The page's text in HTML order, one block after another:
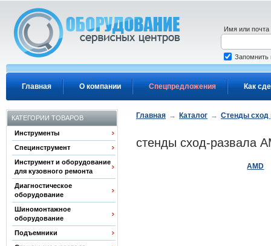
Главная О компании Спецпредложения Как
Имя или почта
Запомнить
КАТЕГОРИИ ТОВАРОВ
Инструменты
Специнструмент
Инструмент и оборудование
для кузовного ремонта
Диагностическое
оборудование
Шиномонтажное
оборудование
Подъемники
Главная → Каталог → Стенды сход
стенды сход-развала
AMD